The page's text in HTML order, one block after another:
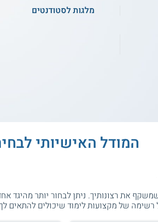
מלגות לסטודנטים
המודל האישיותי
את רצונותיך. ניתן לבחור יותר מהיגד
של מקצועות לימוד שיכולים להתאים